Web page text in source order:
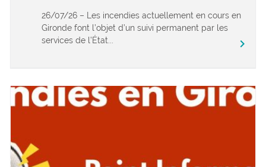
26/07/26 – Les incendies actuellement en cours en
Gironde font l’objet d’un suivi permanent par les
services de l’État...
chevron_right